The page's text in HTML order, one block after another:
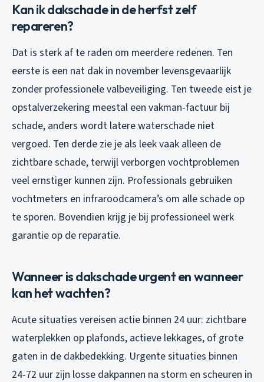
Kan ik dakschade in de herfst zelf
repareren?
Dat is sterk af te raden om meerdere redenen. Ten
eerste is een nat dak in november levensgevaarlijk
zonder professionele valbeveiliging. Ten tweede eist je
opstalverzekering meestal een vakman-factuur bij
schade, anders wordt latere waterschade niet
vergoed. Ten derde zie je als leek vaak alleen de
zichtbare schade, terwijl verborgen vochtproblemen
veel ernstiger kunnen zijn. Professionals gebruiken
vochtmeters en infraroodcamera’s om alle schade op
te sporen. Bovendien krijg je bij professioneel werk
garantie op de reparatie.
Wanneer is dakschade urgent en wanneer
kan het wachten?
Acute situaties vereisen actie binnen 24 uur: zichtbare
waterplekken op plafonds, actieve lekkages, of grote
gaten in de dakbedekking. Urgente situaties binnen
24-72 uur zijn losse dakpannen na storm en scheuren in